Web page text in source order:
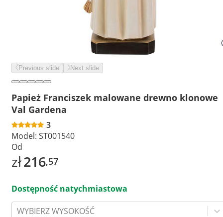
Previous slide Next slide
Papież Franciszek malowane drewno klonowe
Val Gardena
3
Model: ST001540
Od
zł216,57
Dostępność natychmiastowa
WYBIERZ WYSOKOŚĆ